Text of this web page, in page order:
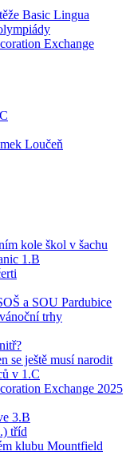
Basic Lingua
Exchange
Loučeň
kole škol v šachu
1.B
a SOU Pardubice
trhy
se ještě musí narodit
v 1.C
Exchange 2025
3.B
tříd
klubu Mountfield